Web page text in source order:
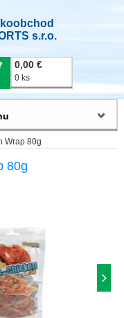
s.r.o.
0,00 €
0 ks
Wrap 80g
80g